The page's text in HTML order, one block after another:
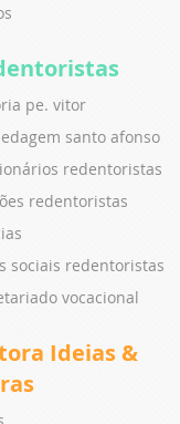
pe. vitor
santo afonso
redentoristas
redentoristas
sociais redentoristas
vocacional
Ideias &